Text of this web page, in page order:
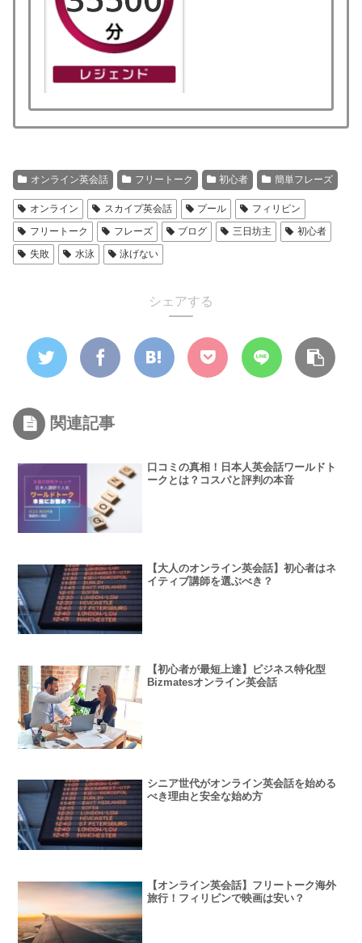
オンライン英会話 フリートーク 初心者 簡単フレーズ
オンライン スカイプ英会話 プール
フィリピン
フリートーク
フレーズ ブログ 三日坊主
初心者
失敗
水泳 泳げない
シェアする
関連記事
口コミの真相！日本人英会話ワールドト
ークとは？コスパと評判の本音
【大人のオンライン英会話】初心者はネ
イティブ講師を選ぶべき？
【初心者が最短上達】ビジネス特化型
Bizmatesオンライン英会話
シニア世代がオンライン英会話を始める
べき理由と安全な始め方
【オンライン英会話】フリートーク海外
旅行！フィリピンで映画は安い？